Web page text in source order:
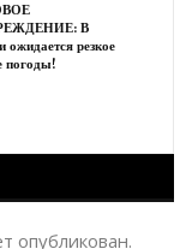
В
ожидается резкое
погоды!
опубликован.